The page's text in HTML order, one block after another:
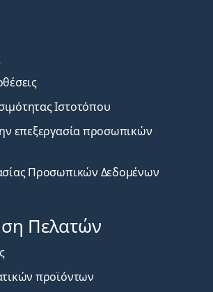
Ιστοτόπου
επεξεργασία προσωπικών
Προσωπικών Δεδομένων
Πελατών
προϊόντων